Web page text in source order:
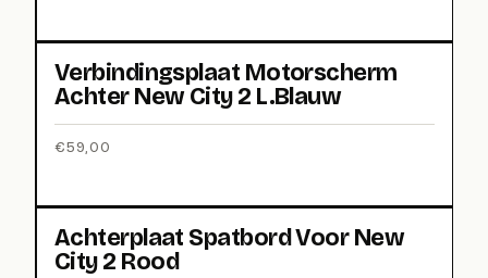
Verbindingsplaat Motorscherm
Achter New City 2 L.Blauw
€59,00
Achterplaat Spatbord Voor New
City 2 Rood